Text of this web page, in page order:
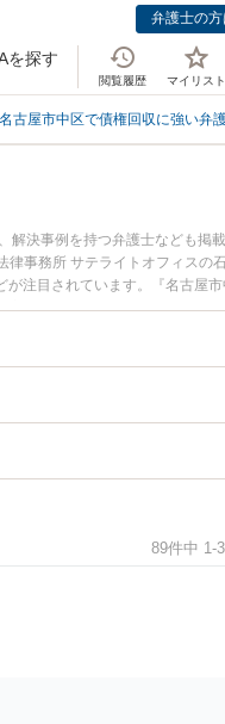
弁護士の方
を探す
閲覧履歴 マイリスト
名古屋市中区で債権回収に強い弁
解決事例を持つ弁護士なども掲
事務所 サテライトオフィスの
注目されています。『名古屋市
な近くの弁護士を検索したい
89件中 1-